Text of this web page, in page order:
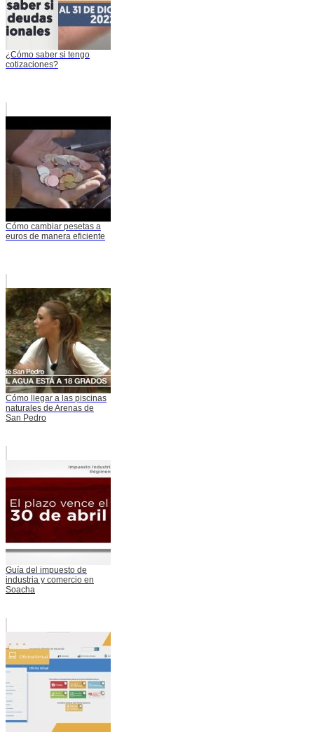
¿Cómo saber si tengo
cotizaciones?
Cómo cambiar pesetas a
euros de manera eficiente
Cómo llegar a las piscinas
naturales de Arenas de
San Pedro
Guía del impuesto de
industria y comercio en
Soacha